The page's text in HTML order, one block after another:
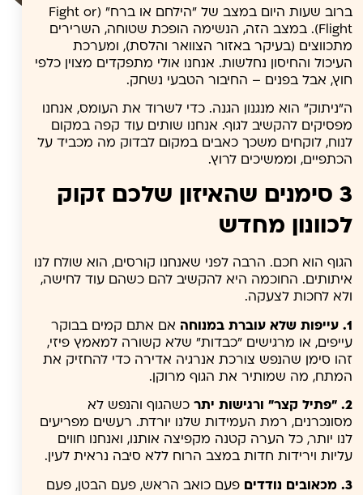
ברוב שעות היום במצב של "הילחם או ברח" (Fight or
Flight). במצב הזה, הנשימה הופכת שטוחה, השרירים
מתכווצים (בעיקר באזור הצוואר והלסת), ומערכת
העיכול והחיסון נחלשות. אנחנו אולי מתפקדים מצוין כלפי
חוץ, אבל בפנים – החיבור הטבעי נשחק.
ה"ניתוק" הוא מנגנון הגנה. כדי לשרוד את העומס, אנחנו
מפסיקים להקשיב לגוף. אנחנו שותים עוד קפה במקום
לנוח, לוקחים משכך כאבים במקום לבדוק מה מכביד על
הכתפיים, וממשיכים לרוץ.
3 סימנים שהאיזון שלכם זקוק
לכוונון מחדש
הגוף הוא חכם. הרבה לפני שאנחנו קורסים, הוא שולח לנו
איתותים. החוכמה היא להקשיב להם כשהם עוד לחישה,
ולא לחכות לצעקה.
1. עייפות שלא עוברת במנוחה
אם אתם קמים בבוקר
עייפים, או מרגישים "כבדות" שלא קשורה למאמץ פיזי,
זהו סימן שהנפש צורכת אנרגיה אדירה כדי להחזיק את
המתח, מה שמותיר את הגוף מרוקן.
2. "פתיל קצר" ורגישות יתר
כשהגוף והנפש לא
מסונכרנים, רמת העמידות שלנו יורדת. רעשים מפריעים
לנו יותר, כל הערה קטנה מקפיצה אותנו, ואנחנו חווים
עליות וירידות חדות במצב הרוח ללא סיבה נראית לעין.
3. מכאובים נודדים
פעם כואב הראש, פעם הבטן, פעם